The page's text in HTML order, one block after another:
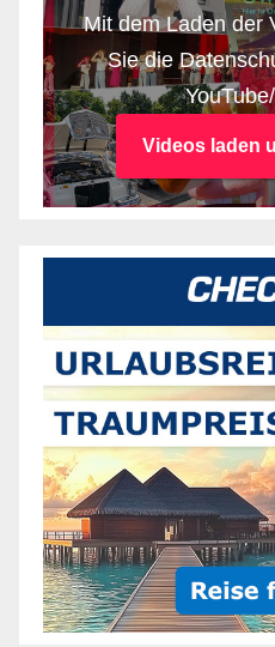
Mit dem Laden der
Sie die
Videos laden